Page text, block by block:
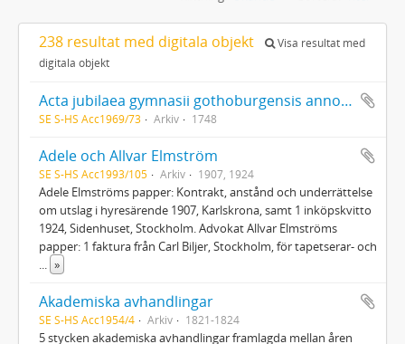
238 resultat med digitala objekt
Visa resultat med
digitala objekt
Acta jubilaea gymnasii gothoburgensis anno M DCC XL VIII
SE S-HS Acc1969/73 Arkiv 1748
Adele och Allvar Elmström
SE S-HS Acc1993/105 Arkiv 1907, 1924
Adele Elmströms papper: Kontrakt, anstånd och underrättelse
om utslag i hyresärende 1907, Karlskrona, samt 1 inköpskvitto
1924, Sidenhuset, Stockholm. Advokat Allvar Elmströms
papper: 1 faktura från Carl Biljer, Stockholm, för tapetserar- och
»
Akademiska avhandlingar
SE S-HS Acc1954/4 Arkiv 1821-1824
5 stycken akademiska avhandlingar framlagda mellan åren